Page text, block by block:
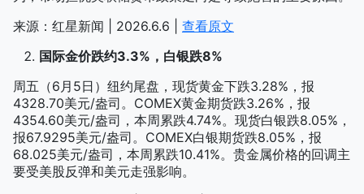
来源：红星新闻 | 2026.6.6 | 查看原文
国际金价跌约3.3%，白银跌8%
周五（6月5日）纽约尾盘，现货黄金下跌3.28%，报
4328.70美元/盎司。COMEX黄金期货跌3.26%，报
4354.60美元/盎司，本周累跌4.74%。现货白银跌8.05%，
报67.9295美元/盎司。COMEX白银期货跌8.05%，报
68.025美元/盎司，本周累跌10.41%。贵金属价格的回调主
要受美股反弹和美元走强影响。